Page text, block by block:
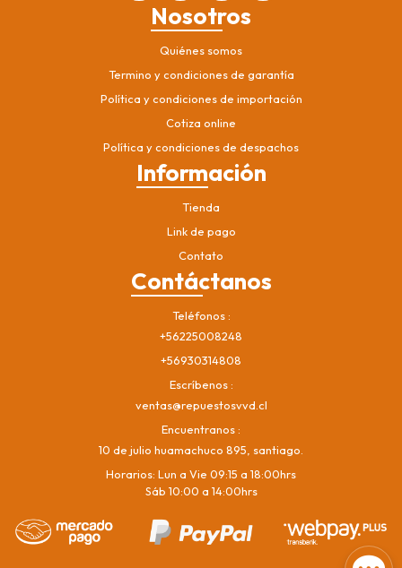
Nosotros
Quiénes somos
Termino y condiciones de garantía
Política y condiciones de importación
Cotiza online
Política y condiciones de despachos
Información
Tienda
Link de pago
Contato
Contáctanos
Teléfonos
+56225008248
+56930314808
Escríbenos
ventas@repuestosvvd.cl
Encuentranos
10 de julio huamachuco 895, santiago.
Horarios: Lun a Vie 09:15 a 18:00hrs
Sáb 10:00 a 14:00hrs